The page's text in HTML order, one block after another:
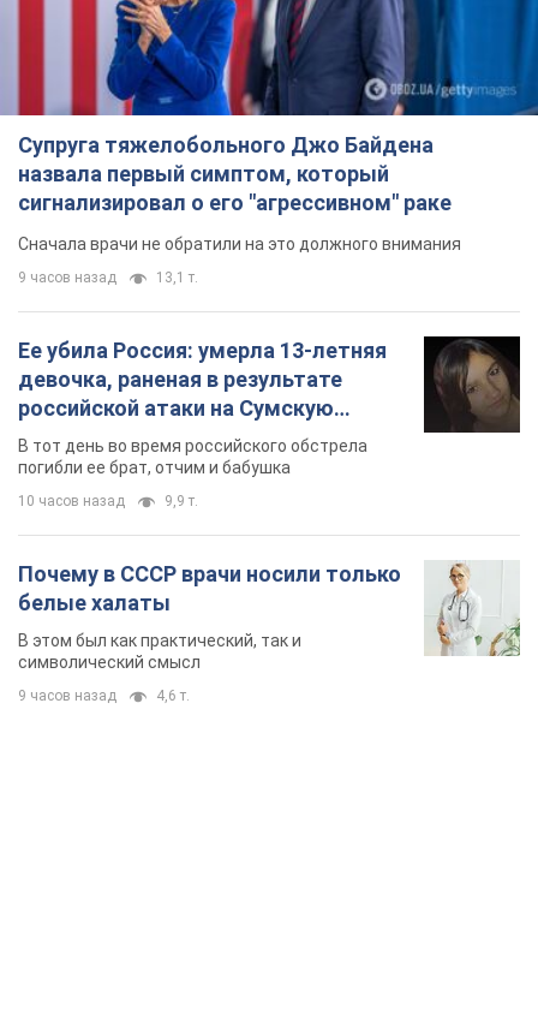
Супруга тяжелобольного Джо Байдена
назвала первый симптом, который
сигнализировал о его "агрессивном" раке
Сначала врачи не обратили на это должного внимания
9 часов назад 13,1 т.
Ее убила Россия: умерла 13-летняя
девочка, раненая в результате
российской атаки на Сумскую
область. Фото
В тот день во время российского обстрела
погибли ее брат, отчим и бабушка
10 часов назад 9,9 т.
Почему в СССР врачи носили только
белые халаты
В этом был как практический, так и
символический смысл
9 часов назад 4,6 т.